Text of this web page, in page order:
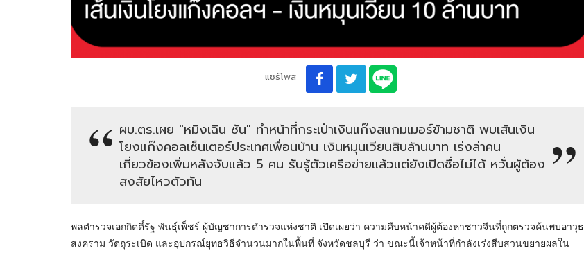
แชร์โพส
ผบ.ตร.เผย "หมิงเฉิน ซัน" ทำหน้าที่กระเป๋าเงินแก๊งสแกมเมอร์ข้ามชาติ พบเส้นเงิน
โยงแก๊งคอลเซ็นเตอร์ประเทศเพื่อนบ้าน เงินหมุนเวียนสิบล้านบาท เร่งล่าคน
เกี่ยวข้องเพิ่มหลังจับแล้ว 5 คน รับรู้ตัวเครือข่ายแล้วแต่ยังเปิดชื่อไม่ได้ หวั่นผู้ต้อง
สงสัยไหวตัวทัน
พลตำรวจเอกกิตติ์รัฐ พันธุ์เพ็ชร์ ผู้บัญชาการตำรวจแห่งชาติ เปิดเผยว่า ความคืบหน้าคดีผู้ต้องหาชาวจีนที่ถูกตรวจค้นพบอาวุธ
สงคราม วัตถุระเบิด และอุปกรณ์ยุทธวิธีจำนวนมากในพื้นที่ จังหวัดชลบุรี ว่า ขณะนี้เจ้าหน้าที่กำลังเร่งสืบสวนขยายผลใน